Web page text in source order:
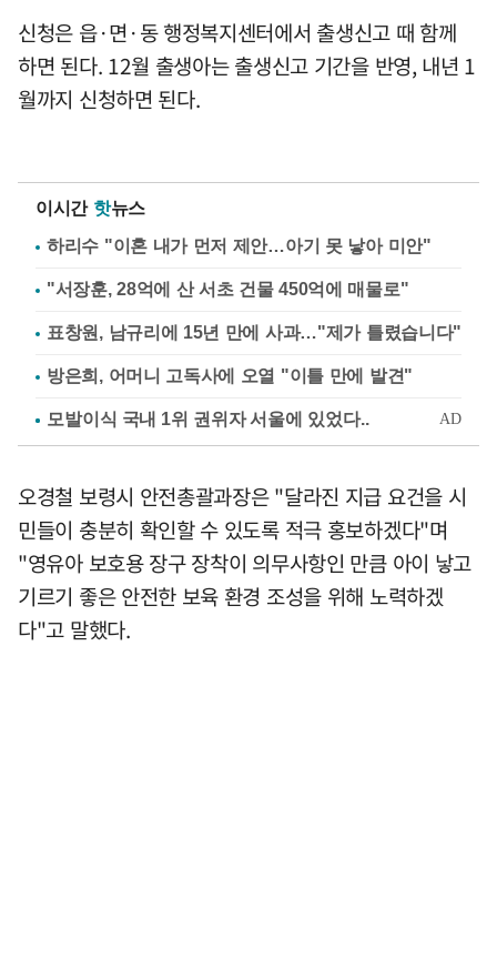
신청은 읍·면·동 행정복지센터에서 출생신고 때 함께
하면 된다. 12월 출생아는 출생신고 기간을 반영, 내년 1
월까지 신청하면 된다.
이시간 핫뉴스
하리수 "이혼 내가 먼저 제안…아기 못 낳아 미안"
"서장훈, 28억에 산 서초 건물 450억에 매물로"
표창원, 남규리에 15년 만에 사과…"제가 틀렸습니다"
방은희, 어머니 고독사에 오열 "이틀 만에 발견"
오경철 보령시 안전총괄과장은 "달라진 지급 요건을 시
민들이 충분히 확인할 수 있도록 적극 홍보하겠다"며
"영유아 보호용 장구 장착이 의무사항인 만큼 아이 낳고
기르기 좋은 안전한 보육 환경 조성을 위해 노력하겠
다"고 말했다.